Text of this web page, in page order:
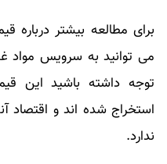
برای مطالعه بیشتر درباره
می توانید به سرویس مواد
توجه داشته باشید این
استخراج شده اند و
ندارد.